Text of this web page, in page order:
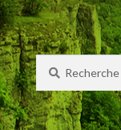
Recherche
pour :
Recherche